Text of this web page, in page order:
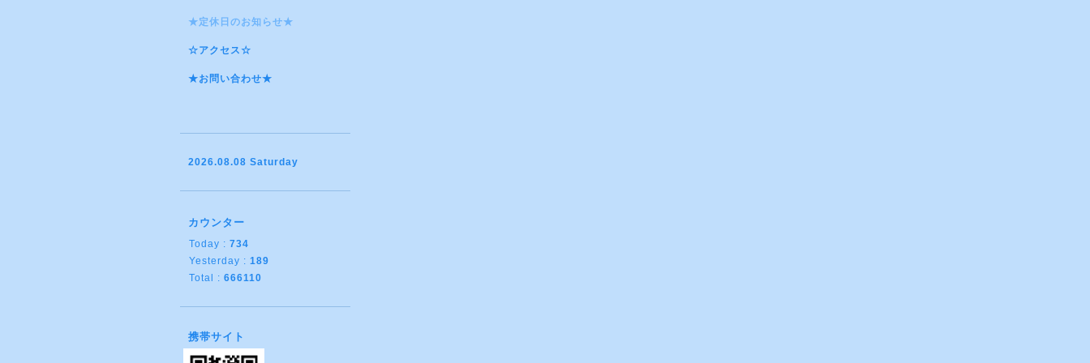
★定休日のお知らせ★
☆アクセス☆
★お問い合わせ★
2026.08.08 Saturday
カウンター
Today : 734
Yesterday : 189
Total : 666110
携帯サイト